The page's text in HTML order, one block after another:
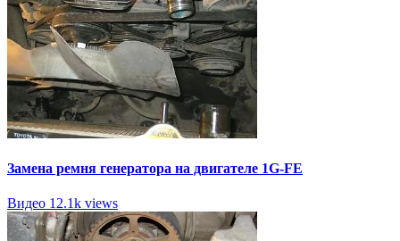
Замена ремня генератора на двигателе 1G-FE
Видео 12.1k views